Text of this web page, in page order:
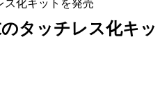
ス化キットを発売
タッチレス化キッ